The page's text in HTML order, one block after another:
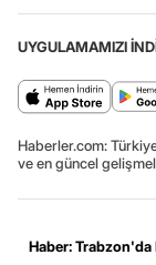
UYGULAMAMIZI
Haberler.com:
ve en güncel
Haber: Trabzon'da